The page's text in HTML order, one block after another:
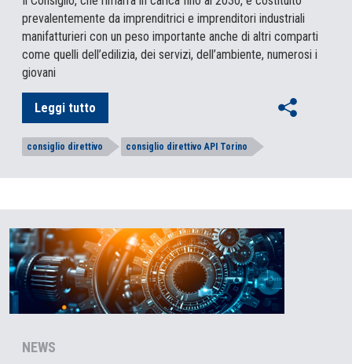
prevalentemente da imprenditrici e imprenditori industriali
manifatturieri con un peso importante anche di altri comparti
come quelli dell’edilizia, dei servizi, dell’ambiente, numerosi i
giovani
Leggi tutto
consiglio direttivo consiglio direttivo API Torino
NEWS